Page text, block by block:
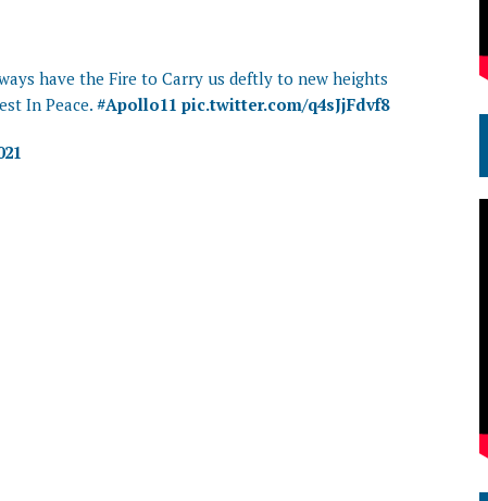
have the Fire to Carry us deftly to new heights
In Peace. #Apollo11 pic.twitter.com/q4sJjFdvf8